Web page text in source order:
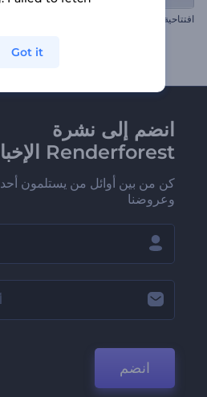
افتتاحية الأخبار العالمية
انضم إلى نشرة
Renderforest الإخبارية
كن من بين أوائل من يستلمون
وعروضنا
انضم
Got it